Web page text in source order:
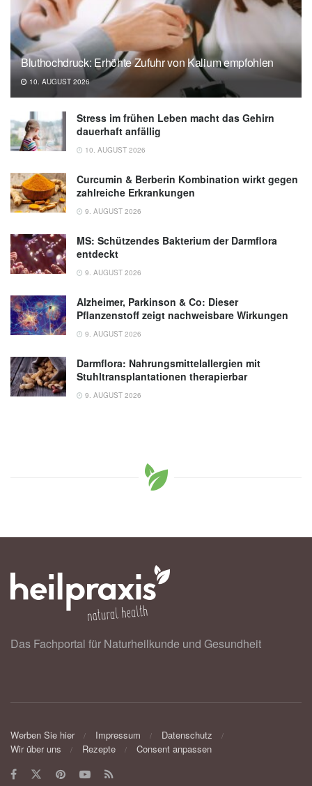
Bluthochdruck: Erhöhte Zufuhr von Kalium empfohlen
10. AUGUST 2026
Stress im frühen Leben macht das Gehirn
dauerhaft anfällig
10. AUGUST 2026
Curcumin & Berberin Kombination wirkt gegen
zahlreiche Erkrankungen
9. AUGUST 2026
MS: Schützendes Bakterium der Darmflora
entdeckt
9. AUGUST 2026
Alzheimer, Parkinson & Co: Dieser
Pflanzenstoff zeigt nachweisbare Wirkungen
9. AUGUST 2026
Darmflora: Nahrungsmittelallergien mit
Stuhltransplantationen therapierbar
9. AUGUST 2026
Das Fachportal für Naturheilkunde und Gesundheit
Werben Sie hier Impressum
Datenschutz
Wir über uns
Rezepte Consent anpassen